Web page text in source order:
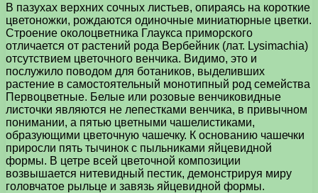
В пазухах верхних сочных листьев, опираясь на короткие
цветоножки, рождаются одиночные миниатюрные цветки.
Строение околоцветника Глаукса приморского
отличается от растений рода Вербейник (лат. Lysimachia)
отсутствием цветочного венчика. Видимо, это и
послужило поводом для ботаников, выделивших
растение в самостоятельный монотипный род семейства
Первоцветные. Белые или розовые венчиковидные
листочки являются не лепестками венчика, в привычном
понимании, а пятью цветными чашелистиками,
образующими цветочную чашечку. К основанию чашечки
приросли пять тычинок с пыльниками яйцевидной
формы. В цетре всей цветочной композиции
возвышается нитевидный пестик, демонстрируя миру
головчатое рыльце и завязь яйцевидной формы.